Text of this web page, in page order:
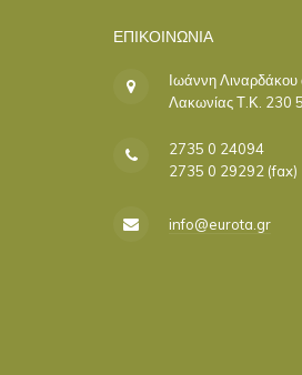
ΕΠΙΚΟΙΝΩΝΊΑ
Ιωάννη
Λακωνίας Τ.Κ. 230
2735 0 24094
2735 0 29292 (fax)
info@eurota.gr